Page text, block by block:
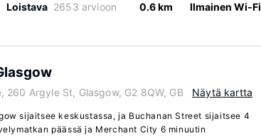
Loistava 2653 arvioon 0.6 km Ilmainen Wi-Fi
260 Argyle St, Glasgow, G2 8QW, GB Näytä kartta
sijaitsee keskustassa, ja Buchanan Street sijaitsee 4
päässä ja Merchant City 6 minuutin